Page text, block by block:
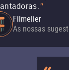
"
Filmelier
As nossas